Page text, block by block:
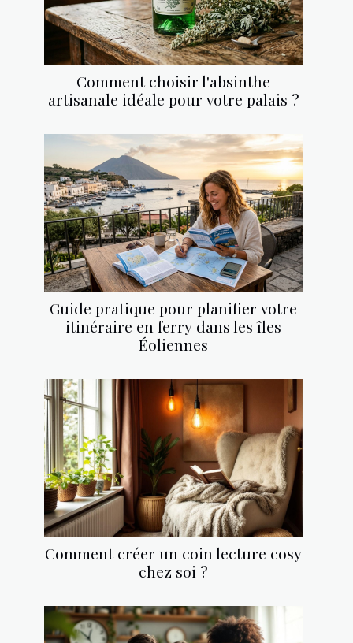
Comment choisir l'absinthe
artisanale idéale pour votre palais ?
Guide pratique pour planifier votre
itinéraire en ferry dans les îles
Éoliennes
Comment créer un coin lecture cosy
chez soi ?